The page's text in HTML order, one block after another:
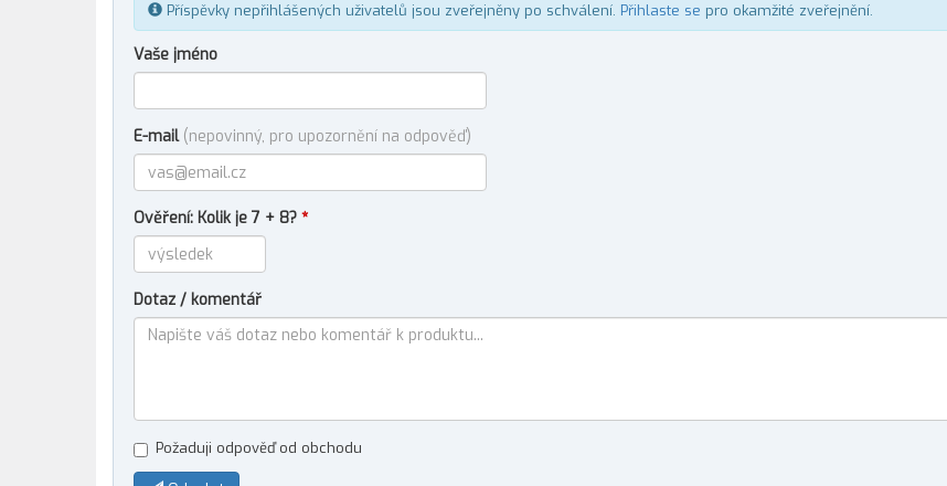
Příspěvky nepřihlášených uživatelů jsou zveřejněny po schválení. Přihlaste se pro okamžité zveřejnění.
Vaše jméno
E-mail (nepovinný, pro upozornění na odpověď)
Ověření: Kolik je 7 + 8? *
Dotaz / komentář
Požaduji odpověď od obchodu